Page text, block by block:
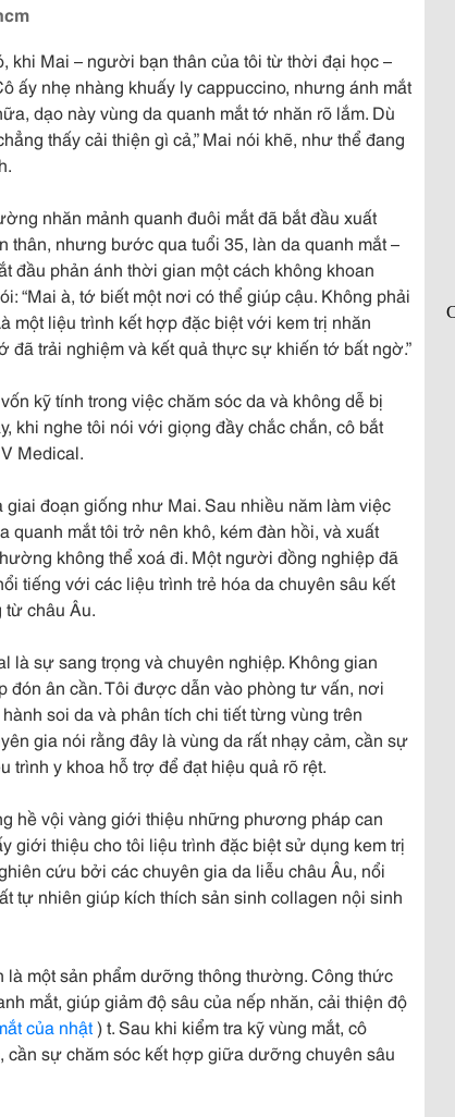
khi Mai – người bạn thân của tôi từ thời đại học –
ấy nhẹ nhàng khuấy ly cappuccino, nhưng ánh mắt
dạo này vùng da quanh mắt tớ nhăn rõ lắm. Dù
thấy cải thiện gì cả,” Mai nói khẽ, như thể đang
nhăn mảnh quanh đuôi mắt đã bắt đầu xuất
thân, nhưng bước qua tuổi 35, làn da quanh mắt –
đầu phản ánh thời gian một cách không khoan
“Mai à, tớ biết một nơi có thể giúp cậu. Không phải
một liệu trình kết hợp đặc biệt với kem trị nhăn
đã trải nghiệm và kết quả thực sự khiến tớ bất ngờ.”
kỹ tính trong việc chăm sóc da và không dễ bị
khi nghe tôi nói với giọng đầy chắc chắn, cô bắt
Medical.
giai đoạn giống như Mai. Sau nhiều năm làm việc
mắt tôi trở nên khô, kém đàn hồi, và xuất
không thể xoá đi. Một người đồng nghiệp đã
tiếng với các liệu trình trẻ hóa da chuyên sâu kết
từ châu Âu.
sự sang trọng và chuyên nghiệp. Không gian
ân cần. Tôi được dẫn vào phòng tư vấn, nơi
soi da và phân tích chi tiết từng vùng trên
gia nói rằng đây là vùng da rất nhạy cảm, cần sự
y khoa hỗ trợ để đạt hiệu quả rõ rệt.
hề vội vàng giới thiệu những phương pháp can
giới thiệu cho tôi liệu trình đặc biệt sử dụng kem trị
cứu bởi các chuyên gia da liễu châu Âu, nổi
tự nhiên giúp kích thích sản sinh collagen nội sinh
là một sản phẩm dưỡng thông thường. Công thức
mắt, giúp giảm độ sâu của nếp nhăn, cải thiện độ
của nhật) t. Sau khi kiểm tra kỹ vùng mắt, cô
cần sự chăm sóc kết hợp giữa dưỡng chuyên sâu